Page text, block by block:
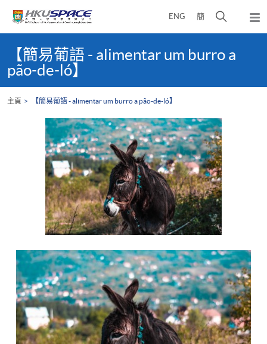
ENG 簡
開
尋
面
彈
出
content【簡易葡語 - alimentar um burro a
pão-de-ló】
主頁 【簡易葡語 - alimentar um burro a pão-de-ló】